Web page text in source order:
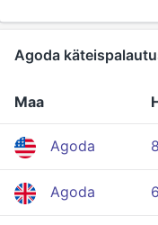
Agoda
Maa
Agoda
Agoda